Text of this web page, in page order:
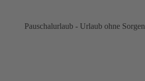
Pauschalurlaub - Urlaub ohne Sorgen